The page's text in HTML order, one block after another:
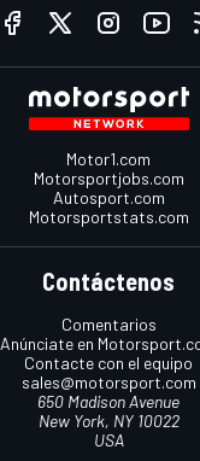
Motor1.com
Motorsportjobs.com
Autosport.com
Motorsportstats.com
Contáctenos
Comentarios
Anúnciate en
Contacte con el equipo
sales@motorsport.com
650 Madison Avenue
New York, NY 10022
USA